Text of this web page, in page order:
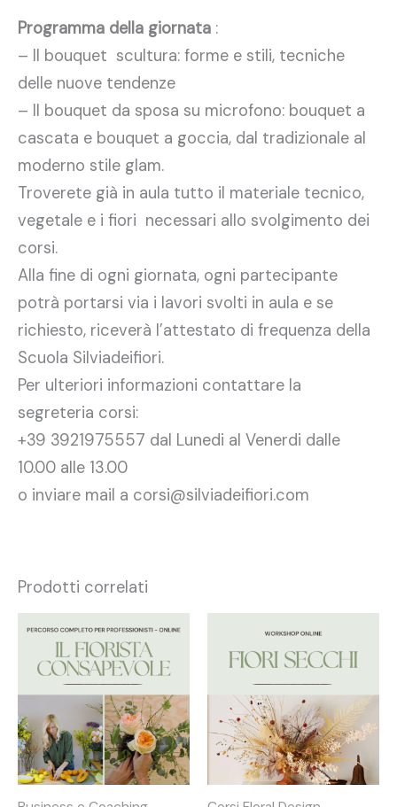
Programma della giornata :
– Il bouquet scultura: forme e stili, tecniche
delle nuove tendenze
– Il bouquet da sposa su microfono: bouquet a
cascata e bouquet a goccia, dal tradizionale al
moderno stile glam.
Troverete già in aula tutto il materiale tecnico,
vegetale e i fiori necessari allo svolgimento dei
corsi.
Alla fine di ogni giornata, ogni partecipante
potrà portarsi via i lavori svolti in aula e se
richiesto, riceverà l’attestato di frequenza della
Scuola Silviadeifiori.
Per ulteriori informazioni contattare la
segreteria corsi:
+39 3921975557 dal Lunedi al Venerdi dalle
10.00 alle 13.00
o inviare mail a corsi@silviadeifiori.com
Prodotti correlati